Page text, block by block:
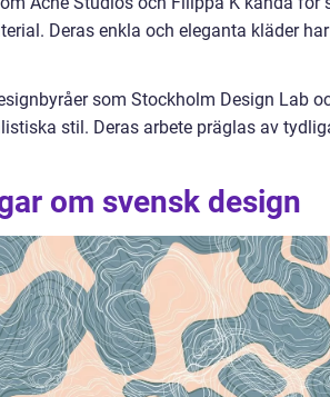
Deras enkla och eleganta kläder
som Stockholm Design Lab
stil. Deras arbete präglas av
om svensk design